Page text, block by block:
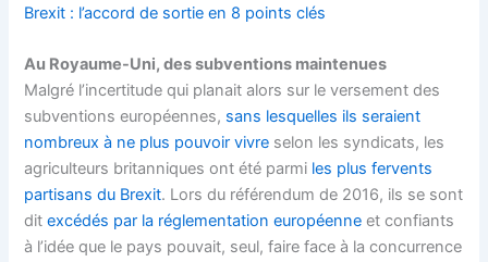
Brexit : l’accord de sortie en 8 points clés
Au Royaume-Uni, des subventions maintenues
Malgré l’incertitude qui planait alors sur le versement des
subventions européennes, sans lesquelles ils seraient
nombreux à ne plus pouvoir vivre selon les syndicats, les
agriculteurs britanniques ont été parmi les plus fervents
partisans du Brexit. Lors du référendum de 2016, ils se sont
ditexcédés par la réglementation européenne et confiants
à l’idée que le pays pouvait, seul, faire face à la concurrence